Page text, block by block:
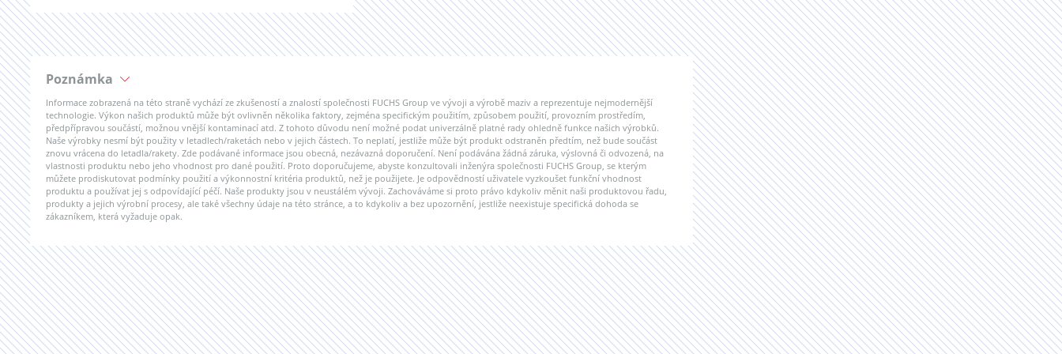
Poznámka
Informace zobrazená na této straně vychází ze zkušeností a znalostí společnosti FUCHS Group ve vývoji a výrobě maziv a reprezentuje nejmodernější
technologie. Výkon našich produktů může být ovlivněn několika faktory, zejména specifickým použitím, způsobem použití, provozním prostředím,
předpřípravou součástí, možnou vnější kontaminací atd. Z tohoto důvodu není možné podat univerzálně platné rady ohledně funkce našich výrobků.
Naše výrobky nesmí být použity v letadlech/raketách nebo v jejich částech. To neplatí, jestliže může být produkt odstraněn předtím, než bude součást
znovu vrácena do letadla/rakety. Zde podávané informace jsou obecná, nezávazná doporučení. Není podávána žádná záruka, výslovná či odvozená, na
vlastnosti produktu nebo jeho vhodnost pro dané použití. Proto doporučujeme, abyste konzultovali inženýra společnosti FUCHS Group, se kterým
můžete prodiskutovat podmínky použití a výkonnostní kritéria produktů, než je použijete. Je odpovědností uživatele vyzkoušet funkční vhodnost
produktu a používat jej s odpovídající péčí. Naše produkty jsou v neustálém vývoji. Zachováváme si proto právo kdykoliv měnit naši produktovou řadu,
produkty a jejich výrobní procesy, ale také všechny údaje na této stránce, a to kdykoliv a bez upozornění, jestliže neexistuje specifická dohoda se
zákazníkem, která vyžaduje opak.